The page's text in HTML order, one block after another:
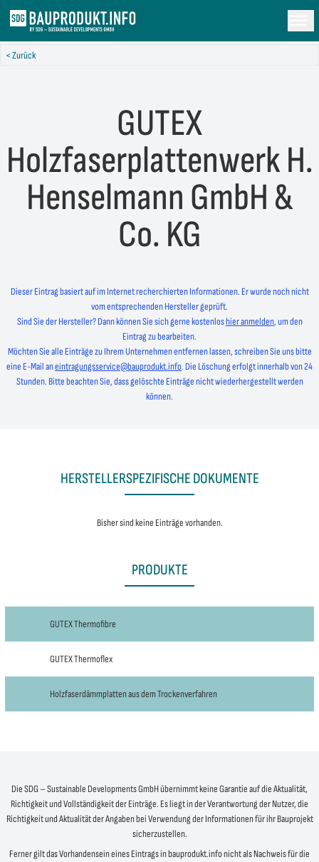
< Zurück
GUTEX
Holzfaserplattenwerk H.
Henselmann GmbH &
Co. KG
Dieser Eintrag basiert auf im Internet recherchierten Informationen. Er wurde noch nicht
vom entsprechenden Hersteller geprüft.
Sind Sie der Hersteller? Dann können Sie sich gerne kostenloshier anmelden, um den
Eintrag zu bearbeiten.
Möchten Sie alle Einträge zu Ihrem Unternehmen entfernen lassen, schreiben Sie uns bitte
eine E-Mail aneintragungsservice@bauprodukt.info. Die Löschung erfolgt innerhalb von 24
Stunden. Bitte beachten Sie, dass gelöschte Einträge nicht wiederhergestellt werden
können.
HERSTELLERSPEZIFISCHE DOKUMENTE
Bisher sind keine Einträge vorhanden.
PRODUKTE
GUTEX Thermofibre
GUTEX Thermoflex
Holzfaserdämmplatten aus dem Trockenverfahren
Die SDG – Sustainable Developments GmbH übernimmt keine Garantie auf die Aktualität,
Richtigkeit und Vollständigkeit der Einträge. Es liegt in der Verantwortung der Nutzer, die
Richtigkeit und Aktualität der Angaben bei Verwendung der Informationen für ihr Bauprojekt
sicherzustellen.
Ferner gilt das Vorhandensein eines Eintrags in bauprodukt.info nicht als Nachweis für die